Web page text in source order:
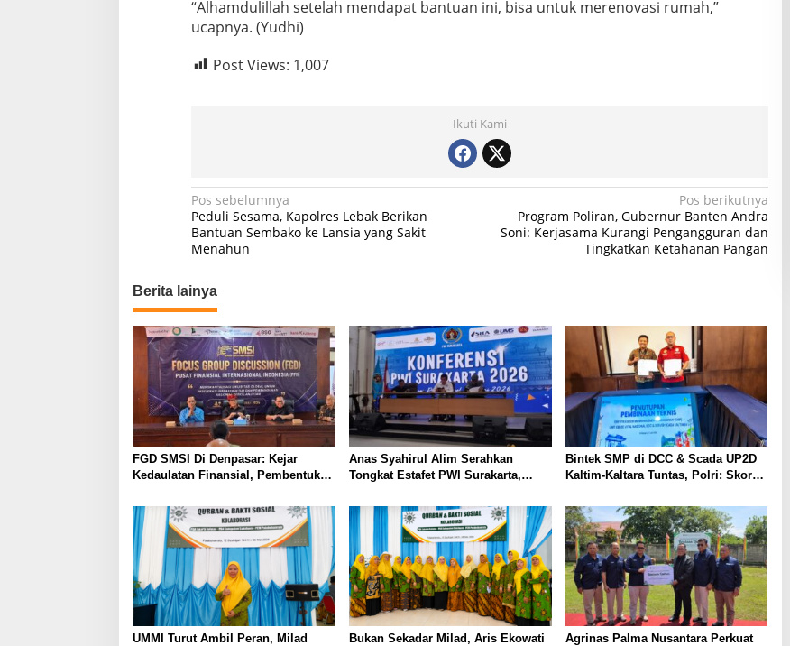
L
H
“Alhamdulillah setelah mendapat bantuan ini, bisa untuk merenovasi rumah,”
ucapnya. (Yudhi)
Post Views: 1,007
Ikuti Kami
N
a
v
i
g
a
s
i
p
o
s
Pos sebelumnya
Peduli Sesama, Kapolres Lebak Berikan
Bantuan Sembako ke Lansia yang Sakit
Menahun
Pos berikutnya
Program Poliran, Gubernur Banten Andra
Soni: Kerjasama Kurangi Pengangguran dan
Tingkatkan Ketahanan Pangan
Berita lainya
FGD SMSI Di Denpasar: Kejar
Kedaulatan Finansial, Pembentukan
Global
Anas Syahirul Alim Serahkan
Tongkat Estafet PWI Surakarta,
Mulus
Bintek SMP di DCC & Scada UP2D
Kaltim-Kaltara Tuntas, Polri: Skor
Sesuai Kepres 63/2004 Kawal
Jantung Listrik Kalimantan
UMMI Turut Ambil Peran, Milad
Bukan Sekadar Milad, Aris Ekowati
Agrinas Palma Nusantara Perkuat